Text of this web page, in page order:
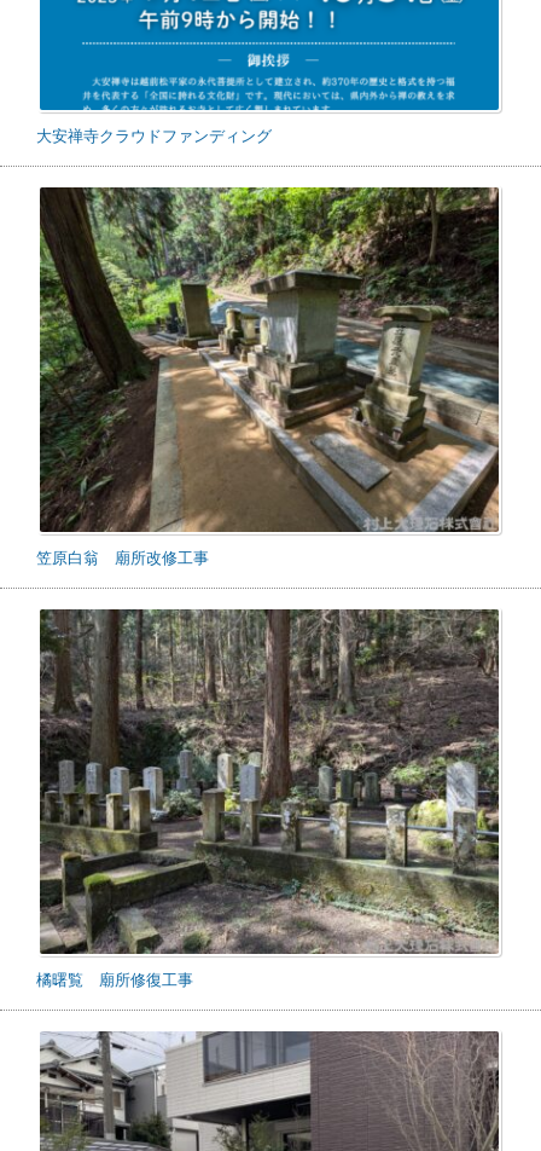
大安禅寺クラウドファンディング
笠原白翁 廟所改修工事
橘曙覧 廟所修復工事